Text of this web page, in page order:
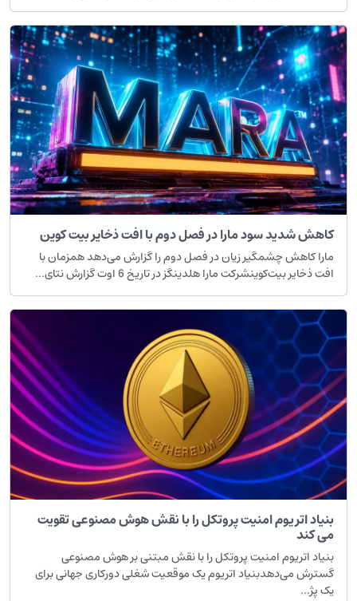
شدید سود مارا در فصل دوم با افت ذخایر بیت کوین
کاهش چشمگیر زیان در فصل دوم را گزارش می‌دهد همزمان با
ذخایر بیت‌کوینشرکت مارا هلدینگز در تاریخ 6 اوت گزارش نتای...
اتریوم امنیت پروتکل را با نقش هوش مصنوعی تقویت
کند
اتریوم امنیت پروتکل را با نقش مبتنی بر هوش مصنوعی
می‌دهدبنیاد اتریوم یک موقعیت شغلی دورکاری جهانی برای
پژ...